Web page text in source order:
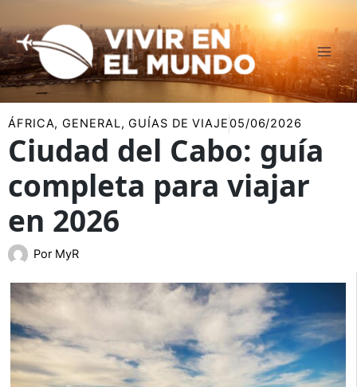
al
contenido
ÁFRICA,GENERAL,GUÍAS DE VIAJE05/06/2026
Ciudad del Cabo: guía
completa para viajar
en 2026
Por MyR